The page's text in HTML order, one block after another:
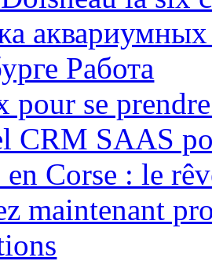
аквариумных
Работа
pour se
CRM SAAS
en Corse : le
maintenant